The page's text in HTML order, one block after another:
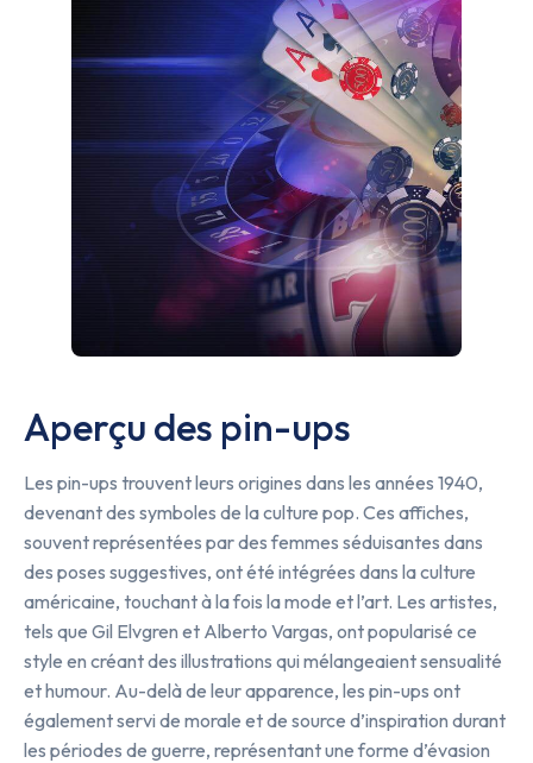
Aperçu des pin-ups
Les pin-ups trouvent leurs origines dans les années 1940,
devenant des symboles de la culture pop. Ces affiches,
souvent représentées par des femmes séduisantes dans
des poses suggestives, ont été intégrées dans la culture
américaine, touchant à la fois la mode et l’art. Les artistes,
tels que Gil Elvgren et Alberto Vargas, ont popularisé ce
style en créant des illustrations qui mélangeaient sensualité
et humour. Au-delà de leur apparence, les pin-ups ont
également servi de morale et de source d’inspiration durant
les périodes de guerre, représentant une forme d’évasion